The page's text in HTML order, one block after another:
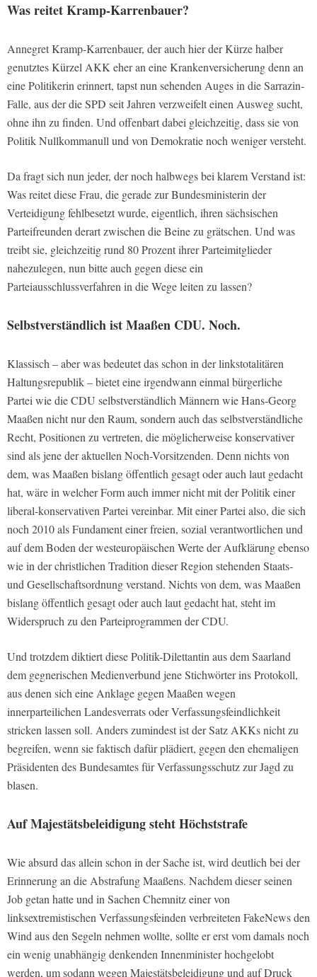
Was reitet Kramp-Karrenbauer?
Annegret Kramp-Karrenbauer, der auch hier der Kürze halber
genutztes Kürzel AKK eher an eine Krankenversicherung denn an
eine Politikerin erinnert, tapst nun sehenden Auges in die Sarrazin-
Falle, aus der die SPD seit Jahren verzweifelt einen Ausweg sucht,
ohne ihn zu finden. Und offenbart dabei gleichzeitig, dass sie von
Politik Nullkommanull und von Demokratie noch weniger versteht.
Da fragt sich nun jeder, der noch halbwegs bei klarem Verstand ist:
Was reitet diese Frau, die gerade zur Bundesministerin der
Verteidigung fehlbesetzt wurde, eigentlich, ihren sächsischen
Parteifreunden derart zwischen die Beine zu grätschen. Und was
treibt sie, gleichzeitig rund 80 Prozent ihrer Parteimitglieder
nahezulegen, nun bitte auch gegen diese ein
Parteiausschlussverfahren in die Wege leiten zu lassen?
Selbstverständlich ist Maaßen CDU. Noch.
Klassisch – aber was bedeutet das schon in der linkstotalitären
Haltungsrepublik – bietet eine irgendwann einmal bürgerliche
Partei wie die CDU selbstverständlich Männern wie Hans-Georg
Maaßen nicht nur den Raum, sondern auch das selbstverständliche
Recht, Positionen zu vertreten, die möglicherweise konservativer
sind als jene der aktuellen Noch-Vorsitzenden. Denn nichts von
dem, was Maaßen bislang öffentlich gesagt oder auch laut gedacht
hat, wäre in welcher Form auch immer nicht mit der Politik einer
liberal-konservativen Partei vereinbar. Mit einer Partei also, die sich
noch 2010 als Fundament einer freien, sozial verantwortlichen und
auf dem Boden der westeuropäischen Werte der Aufklärung ebenso
wie in der christlichen Tradition dieser Region stehenden Staats-
und Gesellschaftsordnung verstand. Nichts von dem, was Maaßen
bislang öffentlich gesagt oder auch laut gedacht hat, steht im
Widerspruch zu den Parteiprogrammen der CDU.
Und trotzdem diktiert diese Politik-Dilettantin aus dem Saarland
dem gegnerischen Medienverbund jene Stichwörter ins Protokoll,
aus denen sich eine Anklage gegen Maaßen wegen
innerparteilichen Landesverrats oder Verfassungsfeindlichkeit
stricken lassen soll. Anders zumindest ist der Satz AKKs nicht zu
begreifen, wenn sie faktisch dafür plädiert, gegen den ehemaligen
Präsidenten des Bundesamtes für Verfassungsschutz zur Jagd zu
blasen.
Auf Majestätsbeleidigung steht Höchststrafe
Wie absurd das allein schon in der Sache ist, wird deutlich bei der
Erinnerung an die Abstrafung Maaßens. Nachdem dieser seinen
Job getan hatte und in Sachen Chemnitz einer von
linksextremistischen Verfassungsfeinden verbreiteten FakeNews den
Wind aus den Segeln nehmen wollte, sollte er erst vom damals noch
ein wenig unabhängig denkenden Innenminister hochgelobt
werden, um sodann wegen Majestätsbeleidigung und auf Druck